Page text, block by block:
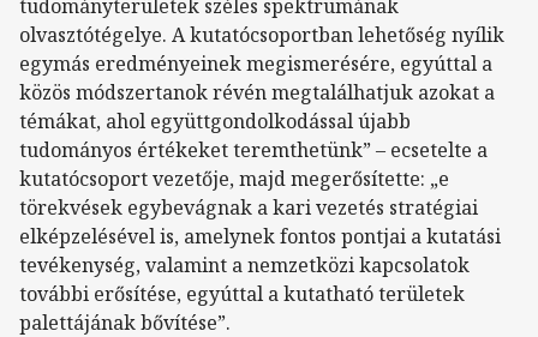
tudományterületek széles spektrumának
olvasztótégelye. A kutatócsoportban lehetőség nyílik
egymás eredményeinek megismerésére, egyúttal a
közös módszertanok révén megtalálhatjuk azokat a
témákat, ahol együttgondolkodással újabb
tudományos értékeket teremthetünk” – ecsetelte a
kutatócsoport vezetője, majd megerősítette: „e
törekvések egybevágnak a kari vezetés stratégiai
elképzelésével is, amelynek fontos pontjai a kutatási
tevékenység, valamint a nemzetközi kapcsolatok
további erősítése, egyúttal a kutatható területek
palettájának bővítése”.